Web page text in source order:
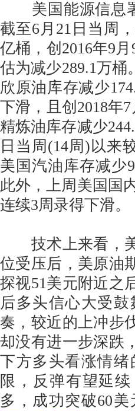
美国能源信息署
截至6月21日当周
亿桶，创2016年9
估为减少289.1万
欣原油库存减少
下滑，且创2018年
精炼油库存减少
日当周(14周)以来
美国汽油库存减少
此外，上周美国国
连续3周录得下滑。
技术上来看，美
位受压后，美原油
探视51美元附近之
后多头信心大受
奏，较近的上冲步
却没有进一步深跌
下方多头看涨情
限，反弹有望延
多，成功突破60